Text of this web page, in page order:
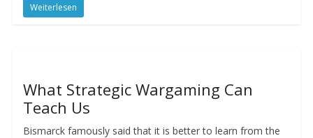
Weiterlesen
What Strategic Wargaming Can
Teach Us
Bismarck famously said that it is better to learn from the